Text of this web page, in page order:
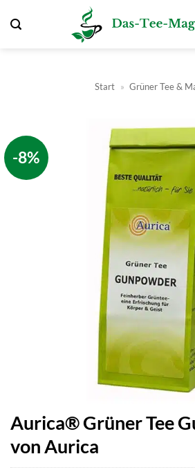
Inhalt
Start » Grüner Tee &
-8%
Aurica® Grüner Tee
von Aurica